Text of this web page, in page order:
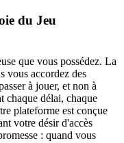
du Jeu
que vous possédez. La
vous accordez des
à jouer, et non à
chaque délai, chaque
plateforme est conçue
votre désir d'accès
: quand vous